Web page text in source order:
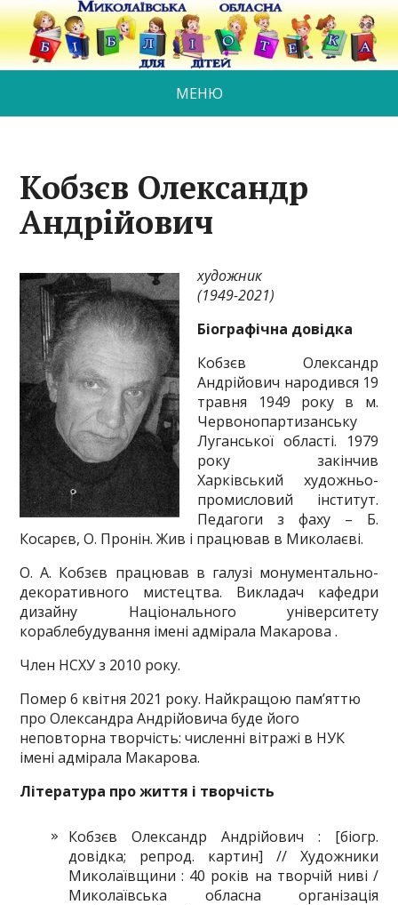
МЕНЮ
Кобзєв Олександр
Андрійович
художник
(1949-2021)
Біографічна довідка
Кобзєв Олександр
Андрійович народився 19
травня 1949 року в м.
Червонопартизанську
Луганської області. 1979
року закінчив
Харківський художньо-
промисловий інститут.
Педагоги з фаху – Б.
Косарєв, О. Пронін. Жив і працював в Миколаєві.
О. А. Кобзєв працював в галузі монументально-
декоративного мистецтва. Викладач кафедри
дизайну Національного університету
кораблебудування імені адмірала Макарова .
Член НСХУ з 2010 року.
Помер 6 квітня 2021 року. Найкращою пам’яттю
про Олександра Андрійовича буде його
неповторна творчість: численні вітражі в НУК
імені адмірала Макарова.
Література про життя і творчість
Кобзєв Олександр Андрійович : [біогр.
довідка; репрод. картин] // Художники
Миколаївщини : 40 років на творчій ниві /
Миколаївська обласна організація